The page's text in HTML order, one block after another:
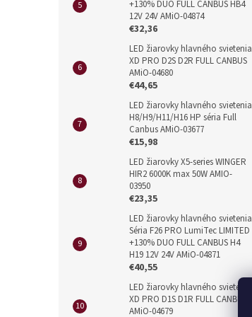
+130% DUO FULL CANBUS HB4
12V 24V AMiO-04874
€32,36
LED žiarovky hlavného svietenia
XD PRO D2S D2R FULL CANBUS
AMiO-04680
€44,65
LED žiarovky hlavného svietenia
H8/H9/H11/H16 HP séria Full
Canbus AMiO-03677
€15,98
LED žiarovky X5-series WINGER
HIR2 6000K max 50W AMIO-
03950
€23,35
LED žiarovky hlavného svietenia
Séria F26 PRO LumiTec LIMITED
+130% DUO FULL CANBUS H4
H19 12V 24V AMiO-04871
€40,55
LED žiarovky hlavného svietenia
XD PRO D1S D1R FULL CANBUS
AMiO-04679